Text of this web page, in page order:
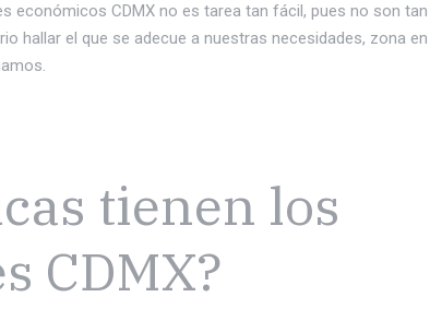
económicos CDMX no es tarea tan fácil, pues no son tan
hallar el que se adecue a nuestras necesidades, zona en
tienen los
CDMX?